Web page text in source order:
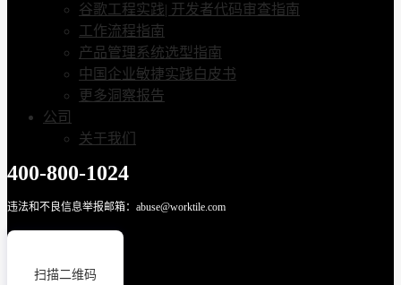
谷歌工程实践| 开发者代码审查指南
工作流程指南
产品管理系统选型指南
中国企业敏捷实践白皮书
更多洞察报告
公司
关于我们
400-800-1024
违法和不良信息举报邮箱：abuse@worktile.com
扫描二维码